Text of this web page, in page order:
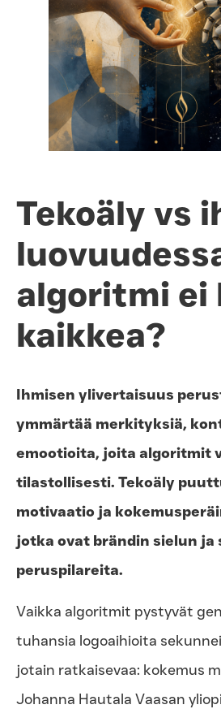
Tekoäly vs
algoritmi ei
kaikkea?
Ihmisen ylivertaisuus
ymmärtää merkityksiä,
emootioita, joita algoritmit
tilastollisesti. Tekoäly
motivaatio ja
jotka ovat brändin sielun ja
peruspilareita.
Vaikka algoritmit pystyvät
tuhansia logoaihioita
jotain ratkaisevaa: kokemus
Johanna Hautala Vaasan